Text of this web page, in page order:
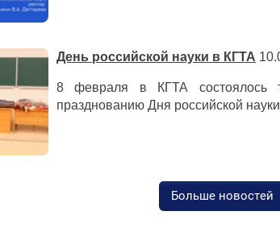
День российской науки в КГТА
8 февраля в КГТА состоялось
празднованию Дня российской науки
Больше новостей